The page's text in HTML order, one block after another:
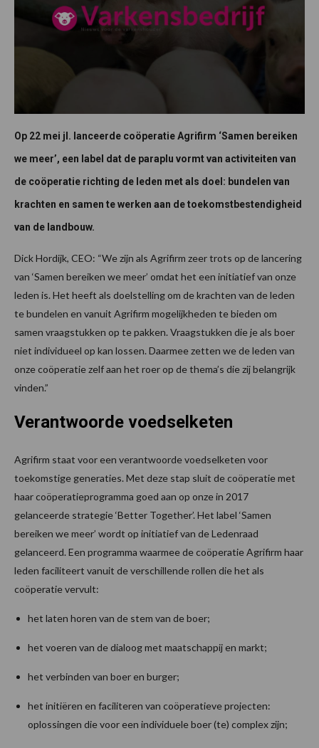
Op 22 mei jl. lanceerde coöperatie Agrifirm ‘Samen bereiken
we meer’, een label dat de paraplu vormt van activiteiten van
de coöperatie richting de leden met als doel: bundelen van
krachten en samen te werken aan de toekomstbestendigheid
van de landbouw.
Dick Hordijk, CEO: “We zijn als Agrifirm zeer trots op de lancering
van ‘Samen bereiken we meer’ omdat het een initiatief van onze
leden is. Het heeft als doelstelling om de krachten van de leden
te bundelen en vanuit Agrifirm mogelijkheden te bieden om
samen vraagstukken op te pakken. Vraagstukken die je als boer
niet individueel op kan lossen. Daarmee zetten we de leden van
onze coöperatie zelf aan het roer op de thema’s die zij belangrijk
vinden.”
Verantwoorde voedselketen
Agrifirm staat voor een verantwoorde voedselketen voor
toekomstige generaties. Met deze stap sluit de coöperatie met
haar coöperatieprogramma goed aan op onze in 2017
gelanceerde strategie ‘Better Together’. Het label ‘Samen
bereiken we meer’ wordt op initiatief van de Ledenraad
gelanceerd. Een programma waarmee de coöperatie Agrifirm haar
leden faciliteert vanuit de verschillende rollen die het als
coöperatie vervult:
het laten horen van de stem van de boer;
het voeren van de dialoog met maatschappij en markt;
het verbinden van boer en burger;
het initiëren en faciliteren van coöperatieve projecten:
oplossingen die voor een individuele boer (te) complex zijn;